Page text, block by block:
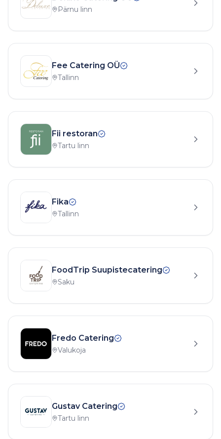
Pärnu linn
Fee Catering OÜ
Tallinn
Fii restoran
Tartu linn
Fika
Tallinn
FoodTrip Suupistecatering
Saku
Fredo Catering
Valukoja
Gustav Catering
Tartu linn